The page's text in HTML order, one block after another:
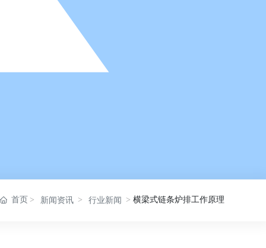
首页 新闻资讯 行业新闻 横梁式链条炉排工作原理